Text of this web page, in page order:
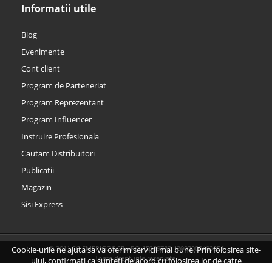
Cookie-urile ne ajuta sa va oferim servicii mai bune. Prin folosirea site-
ului, confirmati ca sunteti de acord cu folosirea lor de catre
Informatii utile
Blog
Evenimente
Cont client
Program de Parteneriat
Program Reprezentant
Program Influencer
Instruire Profesionala
Cautam Distribuitori
Publicatii
Magazin
Sisi Express
© 2011 SC EMERIGOS SRL RO 15339782, J2003000403051
Toate drepturile rezervate.